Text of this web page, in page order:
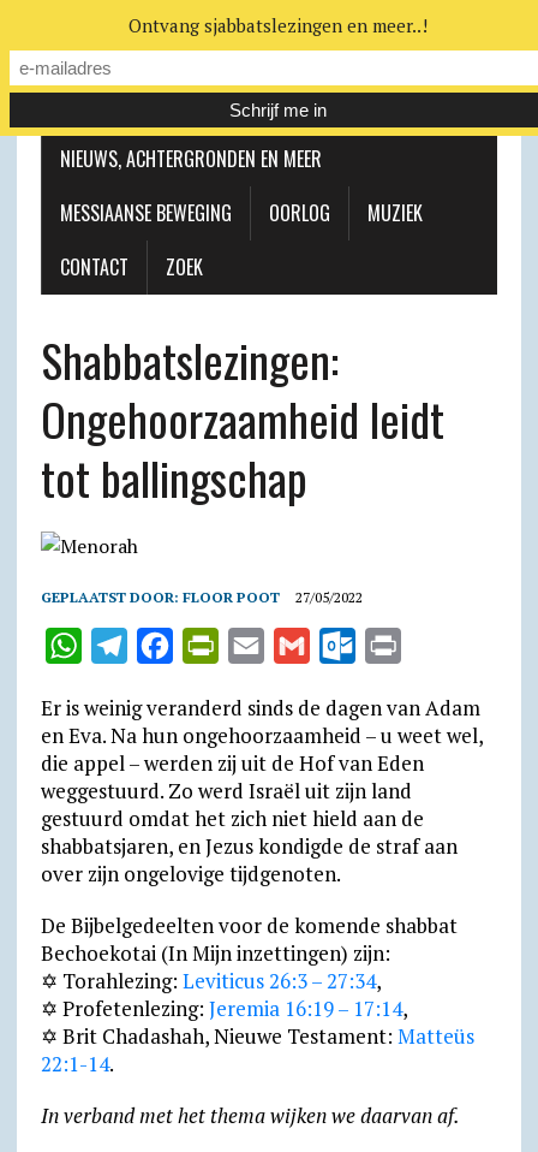
MESSIAANSE GEMEENTE
NIEUWS, ACHTERGRONDEN EN MEER
MESSIAANSE BEWEGING
OORLOG
MUZIEK
CONTACT
ZOEK
Shabbatslezingen:
Ongehoorzaamheid leidt
tot ballingschap
GEPLAATST DOOR: FLOOR POOT 27/05/2022
W
a
t
s
A
p
T
l
g
r
a
c
e
b
o
o
i
n
t
F
r
e
n
d
l
a
i
l
a
i
l
t
l
o
o
k
c
o
m
i
n
t
Er is weinig veranderd sinds de dagen van Adam
en Eva. Na hun onge­hoor­zaam­heid – u weet wel,
die appel – werden zij uit de Hof van Eden
weggestuurd. Zo werd Israël uit zijn land
gestuurd omdat het zich niet hield aan de
shabbats­jaren, en Jezus kondigde de straf aan
over zijn ongelovige tijdgenoten.
De Bijbelgedeelten voor de komende shabbat
Bechoekotai (In Mijn inzettingen) zijn:
✡ Torahlezing: Leviticus 26:3 – 27:34,
✡ Profetenlezing: Jeremia 16:19 – 17:14,
✡ Brit Chadashah, Nieuwe Testament: Matteüs
22:1-14.
In verband met het thema wijken we daarvan af.
Ontvang sjabbatslezingen en meer..!